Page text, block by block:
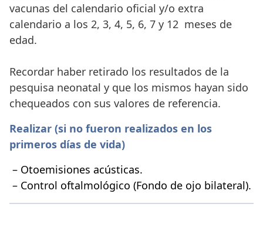
vacunas del calendario oficial y/o extra
calendario a los 2, 3, 4, 5, 6, 7 y 12 meses de
edad.
Recordar haber retirado los resultados de la
pesquisa neonatal y que los mismos hayan sido
chequeados con sus valores de referencia.
Realizar (si no fueron realizados en los
primeros días de vida)
– Otoemisiones acústicas.
– Control oftalmológico (Fondo de ojo bilateral).